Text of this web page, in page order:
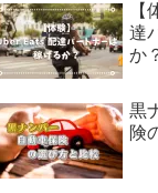
達
か
黒
険